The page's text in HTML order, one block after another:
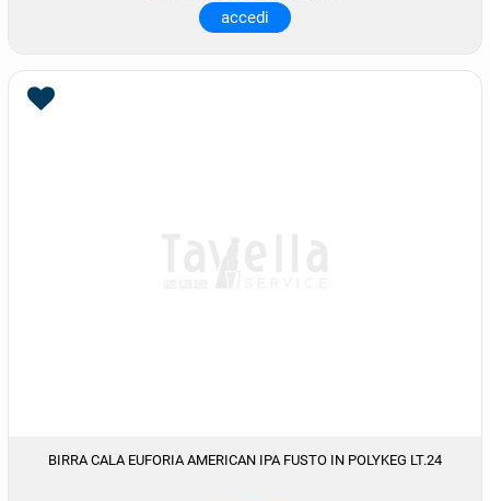
accedi
BIRRA CALA EUFORIA AMERICAN IPA FUSTO IN POLYKEG LT.24